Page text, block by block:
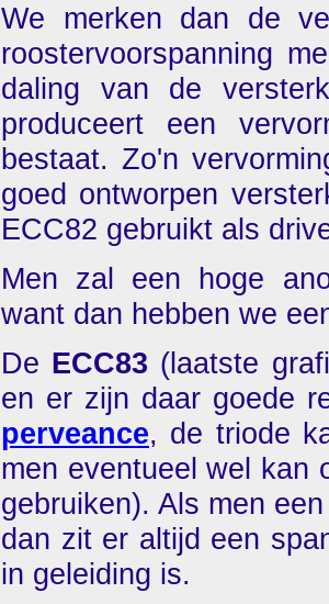
We merken dan de
roostervoorspanning
daling van de
produceert een
bestaat. Zo'n
goed ontworpen
ECC82 gebruikt als
Men zal een hoge
want dan hebben we
De ECC83 (laatste
en er zijn daar goede
perveance, de triode
men eventueel wel kan
gebruiken). Als men
dan zit er altijd een
in geleiding is.